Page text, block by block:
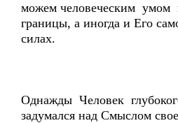
можем человеческим умом
границы, а иногда и Его
силах.
Однажды Человек
задумался над Смыслом